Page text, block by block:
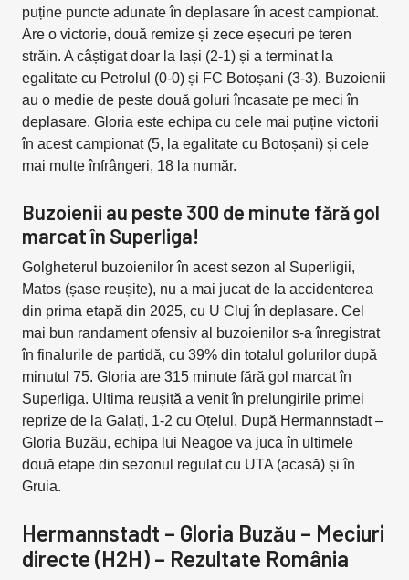
puține puncte adunate în deplasare în acest campionat.
Are o victorie, două remize și zece eșecuri pe teren
străin. A câștigat doar la Iași (2-1) și a terminat la
egalitate cu Petrolul (0-0) și FC Botoșani (3-3). Buzoienii
au o medie de peste două goluri încasate pe meci în
deplasare. Gloria este echipa cu cele mai puține victorii
în acest campionat (5, la egalitate cu Botoșani) și cele
mai multe înfrângeri, 18 la număr.
Buzoienii au peste 300 de minute fără gol
marcat în Superliga!
Golgheterul buzoienilor în acest sezon al Superligii,
Matos (șase reușite), nu a mai jucat de la accidenterea
din prima etapă din 2025, cu U Cluj în deplasare. Cel
mai bun randament ofensiv al buzoienilor s-a înregistrat
în finalurile de partidă, cu 39% din totalul golurilor după
minutul 75. Gloria are 315 minute fără gol marcat în
Superliga. Ultima reușită a venit în prelungirile primei
reprize de la Galați, 1-2 cu Oțelul. După Hermannstadt –
Gloria Buzău, echipa lui Neagoe va juca în ultimele
două etape din sezonul regulat cu UTA (acasă) și în
Gruia.
Hermannstadt – Gloria Buzău – Meciuri
directe (H2H) – Rezultate România